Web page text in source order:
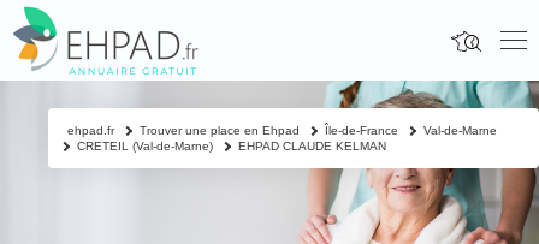
ehpad.fr Trouver une place en Ehpad Île-de-France
Val-de-Marne
CRETEIL (Val-de-Marne)
EHPAD CLAUDE KELMAN